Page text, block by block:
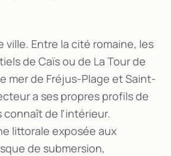
ville. Entre la cité romaine, les
de Caïs ou de La Tour de
mer de Fréjus-Plage et Saint-
a ses propres profils de
connaît de l'intérieur.
littorale exposée aux
de submersion,